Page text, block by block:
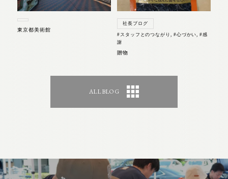
東京都美術館
社長ブログ
#スタッフとのつながり, #心づかい,#感
謝
贈物
ALL BLOG